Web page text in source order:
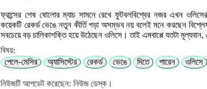
ফ্রান্সের শেষ ষোলোর ম্যাচ সামনে রেখে ফুটবলবিশ্বের নজর এখন
কয়েকটি রেকর্ড ভেঙে নতুন কীর্তি গড়া অসম্ভব নয় বলেই মনে করছেন
সবচেয়ে বড় চালিকাশক্তি হয়ে উঠেছেন ওলিসে। তাই এমবাপ্পে যতটা
বিষয়:
পেলে-মেসির
অ্যাসিস্টের রেকর্ড ভেঙে দিতে পারেন ওলিসে
নিউজটি আপডেট করেছেন: নিউজ ডেস্ক।